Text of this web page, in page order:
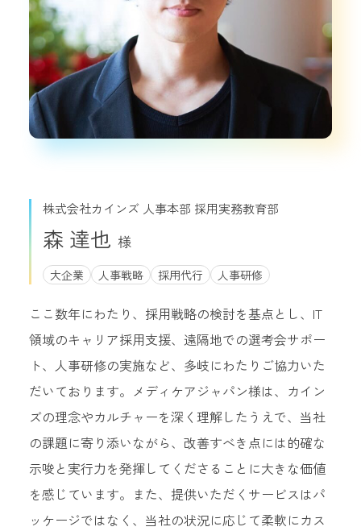
株式会社カインズ 人事本部 採用実務教育部
森 達也
大企業 人事戦略 採用代行 人事研修
ここ数年にわたり、採用戦略の検討を基点とし、IT
領域のキャリア採用支援、遠隔地での選考会サポー
ト、人事研修の実施など、多岐にわたりご協力いた
だいております。メディケアジャパン様は、カイン
ズの理念やカルチャーを深く理解したうえで、当社
の課題に寄り添いながら、改善すべき点には的確な
示唆と実行力を発揮してくださることに大きな価値
を感じています。また、提供いただくサービスはパ
ッケージではなく、当社の状況に応じて柔軟にカス